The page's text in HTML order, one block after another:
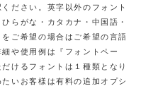
ださい。 英字以外のフォント
ひらがな・カタカナ・中国語・
ご希望の場合はご希望の言語
細や使用例は『フォントペー
けるフォントは１種類となり
いお客様は有料の追加オプシ